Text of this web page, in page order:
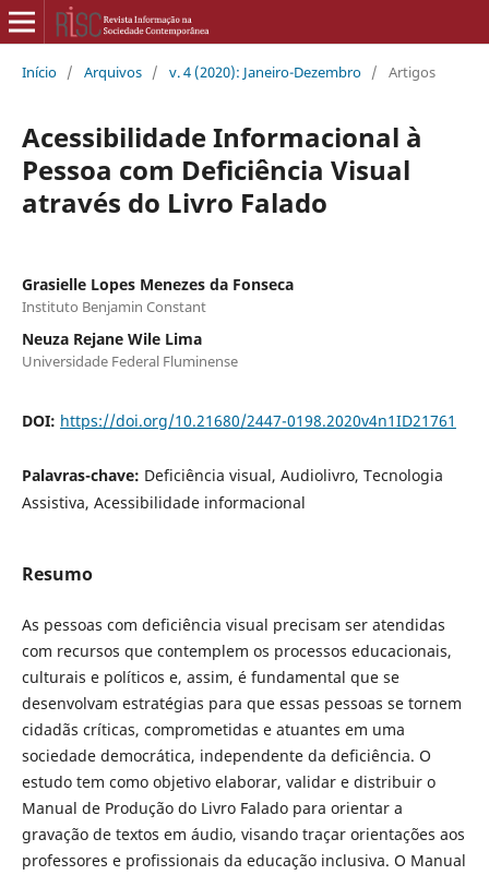
Início / Arquivos / v. 4 (2020): Janeiro-Dezembro / Artigos
Acessibilidade Informacional à
Pessoa com Deficiência Visual
através do Livro Falado
Grasielle Lopes Menezes da Fonseca
Instituto Benjamin Constant
Neuza Rejane Wile Lima
Universidade Federal Fluminense
DOI: https://doi.org/10.21680/2447-0198.2020v4n1ID21761
Palavras-chave: Deficiência visual, Audiolivro, Tecnologia
Assistiva, Acessibilidade informacional
Resumo
As pessoas com deficiência visual precisam ser atendidas
com recursos que contemplem os processos educacionais,
culturais e políticos e, assim, é fundamental que se
desenvolvam estratégias para que essas pessoas se tornem
cidadãs críticas, comprometidas e atuantes em uma
sociedade democrática, independente da deficiência. O
estudo tem como objetivo elaborar, validar e distribuir o
Manual de Produção do Livro Falado para orientar a
gravação de textos em áudio, visando traçar orientações aos
professores e profissionais da educação inclusiva. O Manual